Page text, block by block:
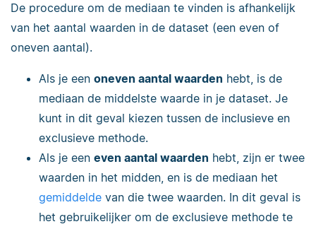
De procedure om de mediaan te vinden is afhankelijk
van het aantal waarden in de dataset (een even of
oneven aantal).
Als je een oneven aantal waarden hebt, is de
mediaan de middelste waarde in je dataset. Je
kunt in dit geval kiezen tussen de inclusieve en
exclusieve methode.
Als je een even aantal waarden hebt, zijn er twee
waarden in het midden, en is de mediaan het
gemiddelde van die twee waarden. In dit geval is
het gebruikelijker om de exclusieve methode te